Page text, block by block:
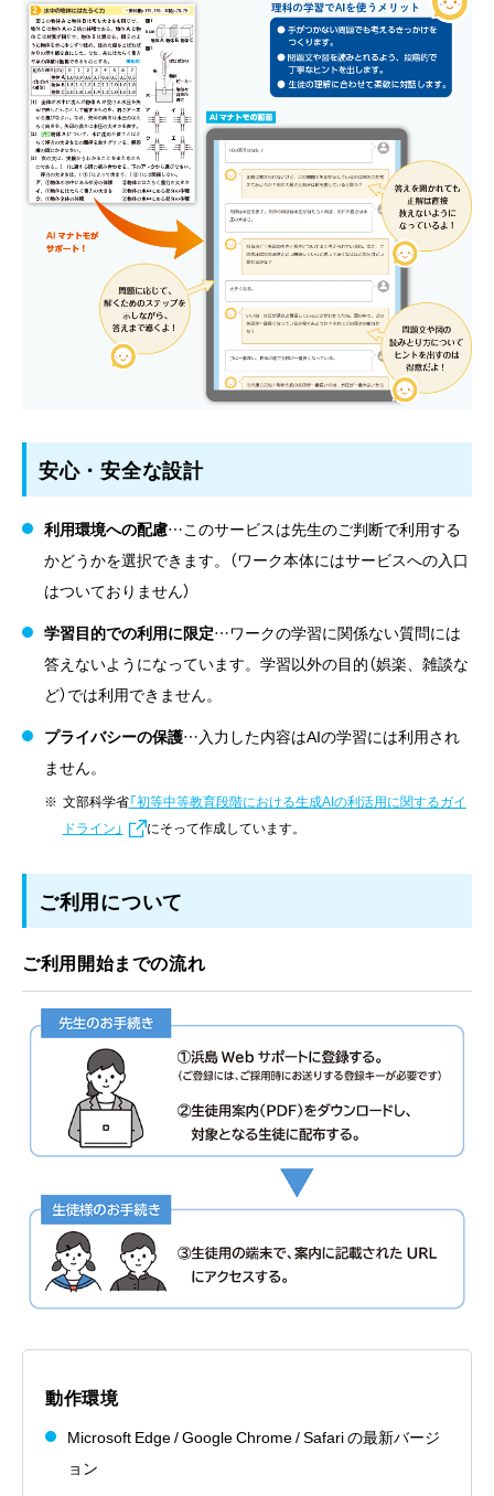
安心・安全な設計
利用環境への配慮…このサービスは先生のご判断で利用する
かどうかを選択できます。（ワーク本体にはサービスへの入口
はついておりません）
学習目的での利用に限定…ワークの学習に関係ない質問には
答えないようになっています。学習以外の目的（娯楽、雑談な
ど）では利用できません。
プライバシーの保護…入力した内容はAIの学習には利用され
ません。
文部科学省「初等中等教育段階における生成AIの利活用に関するガイ
ドライン」
にそって作成しています。
ご利用について
ご利用開始までの流れ
動作環境
Microsoft Edge / Google Chrome / Safari の最新バージ
ョン